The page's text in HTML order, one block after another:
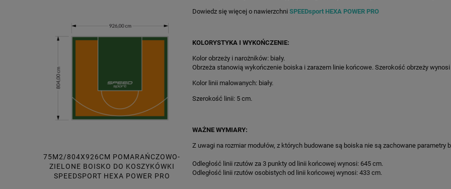
75M2/804X926CM POMARAŃCZOWO-
ZIELONE BOISKO DO KOSZYKÓWKI
SPEEDSPORT HEXA POWER PRO
POMARAŃCZOWE BOISKO DO
SIATKÓWKI SPEEDSPORT HEXA
GRAFITOWE BOISKO DO
SPEEDSPORT HEXA POWER PRO
Dowiedz się więcej o nawierzchni SPEEDsport HEXA POWER PRO
KOLORYSTYKA I WYKOŃCZENIE:
Kolor obrzeży i narożników: biały.
Obrzeża stanowią wykończenie boiska i zarazem linie końcowe. Szerokość obrzeży wynosi
Kolor linii malowanych: biały.
Szerokość linii: 5 cm.
WAŻNE WYMIARY:
Z uwagi na rozmiar modułów, z których budowane są boiska nie są zachowane parametry
Odległość linii rzutów za 3 punkty od linii końcowej wynosi: 645 cm.
Odległość linii rzutów osobistych od linii końcowej wynosi: 433 cm.